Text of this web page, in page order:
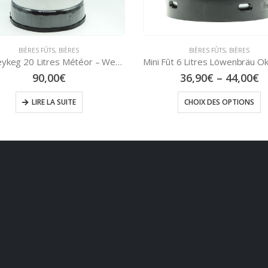
BIÈRES FÛTS, BIÈRES
Mini Fût 6 Litres Löwenbräu Oktoberfestbier – Blonde 6,1°
36,90€–44,00
CHOIX DES OPTIONS
BIÈRES FÛTS, BIÈRES
Mini Fût 6 Litres Jupiler –
31,90€– 39,00€
CHOIX DES OPTIONS